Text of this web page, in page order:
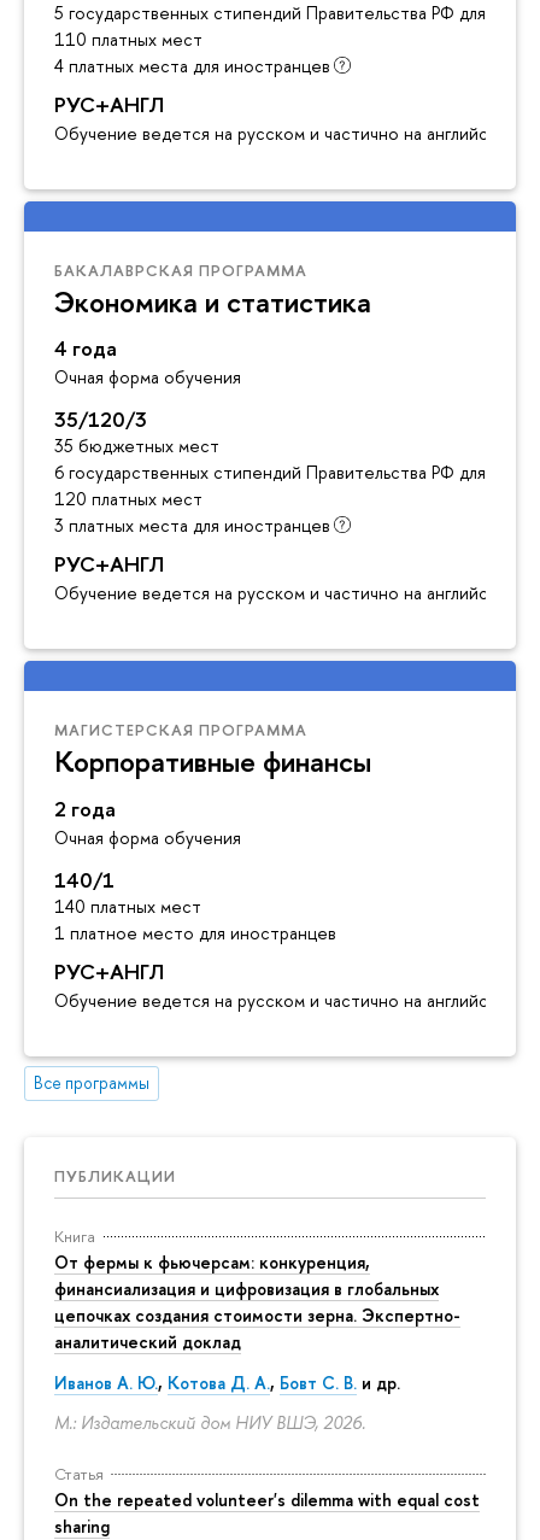
5 государственных стипендий Правительства РФ для
110 платных мест
4 платных места для иностранцев
РУС+АНГЛ
Обучение ведется на русском и частично на английском
БАКАЛАВРСКАЯ ПРОГРАММА
Экономика и статистика
4 года
Очная форма обучения
35/120/3
35 бюджетных мест
6 государственных стипендий Правительства РФ для
120 платных мест
3 платных места для иностранцев
РУС+АНГЛ
Обучение ведется на русском и частично на английском
МАГИСТЕРСКАЯ ПРОГРАММА
Корпоративные финансы
2 года
Очная форма обучения
140/1
140 платных мест
1 платное место для иностранцев
РУС+АНГЛ
Обучение ведется на русском и частично на английском
Все программы
ПУБЛИКАЦИИ
Книга
От фермы к фьючерсам: конкуренция,
финансиализация и цифровизация в глобальных
цепочках создания стоимости зерна. Экспертно-
аналитический доклад
Иванов А. Ю., Котова Д. А., Бовт С. В. и др.
М.: Издательский дом НИУ ВШЭ, 2026.
Статья
On the repeated volunteer's dilemma with equal cost
sharing